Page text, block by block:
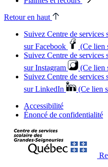
Retour en haut
Suivez Centre de services
sur Facebook
(Ce lien
Suivez Centre de services
sur Instagram
(Ce lien
Suivez Centre de services
sur LinkedIn
(Ce lien
Accessibilité
Énoncé de confidentialité